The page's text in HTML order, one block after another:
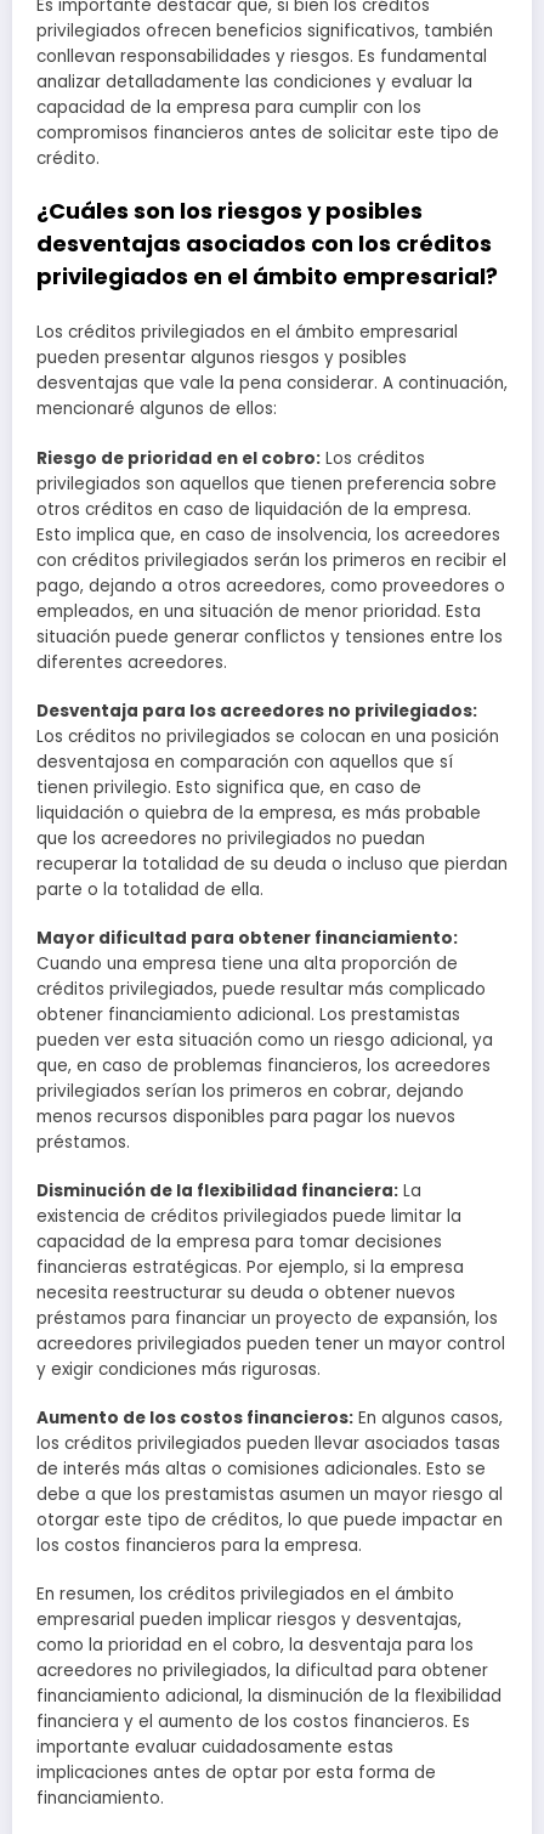
Es importante destacar que, si bien los créditos
privilegiados ofrecen beneficios significativos, también
conllevan responsabilidades y riesgos. Es fundamental
analizar detalladamente las condiciones y evaluar la
capacidad de la empresa para cumplir con los
compromisos financieros antes de solicitar este tipo de
crédito.
¿Cuáles son los riesgos y posibles
desventajas asociados con los créditos
privilegiados en el ámbito empresarial?
Los créditos privilegiados en el ámbito empresarial
pueden presentar algunos riesgos y posibles
desventajas que vale la pena considerar. A continuación,
mencionaré algunos de ellos:
Riesgo de prioridad en el cobro: Los créditos
privilegiados son aquellos que tienen preferencia sobre
otros créditos en caso de liquidación de la empresa.
Esto implica que, en caso de insolvencia, los acreedores
con créditos privilegiados serán los primeros en recibir el
pago, dejando a otros acreedores, como proveedores o
empleados, en una situación de menor prioridad. Esta
situación puede generar conflictos y tensiones entre los
diferentes acreedores.
Desventaja para los acreedores no privilegiados:
Los créditos no privilegiados se colocan en una posición
desventajosa en comparación con aquellos que sí
tienen privilegio. Esto significa que, en caso de
liquidación o quiebra de la empresa, es más probable
que los acreedores no privilegiados no puedan
recuperar la totalidad de su deuda o incluso que pierdan
parte o la totalidad de ella.
Mayor dificultad para obtener financiamiento:
Cuando una empresa tiene una alta proporción de
créditos privilegiados, puede resultar más complicado
obtener financiamiento adicional. Los prestamistas
pueden ver esta situación como un riesgo adicional, ya
que, en caso de problemas financieros, los acreedores
privilegiados serían los primeros en cobrar, dejando
menos recursos disponibles para pagar los nuevos
préstamos.
Disminución de la flexibilidad financiera: La
existencia de créditos privilegiados puede limitar la
capacidad de la empresa para tomar decisiones
financieras estratégicas. Por ejemplo, si la empresa
necesita reestructurar su deuda o obtener nuevos
préstamos para financiar un proyecto de expansión, los
acreedores privilegiados pueden tener un mayor control
y exigir condiciones más rigurosas.
Aumento de los costos financieros: En algunos casos,
los créditos privilegiados pueden llevar asociados tasas
de interés más altas o comisiones adicionales. Esto se
debe a que los prestamistas asumen un mayor riesgo al
otorgar este tipo de créditos, lo que puede impactar en
los costos financieros para la empresa.
En resumen, los créditos privilegiados en el ámbito
empresarial pueden implicar riesgos y desventajas,
como la prioridad en el cobro, la desventaja para los
acreedores no privilegiados, la dificultad para obtener
financiamiento adicional, la disminución de la flexibilidad
financiera y el aumento de los costos financieros. Es
importante evaluar cuidadosamente estas
implicaciones antes de optar por esta forma de
financiamiento.